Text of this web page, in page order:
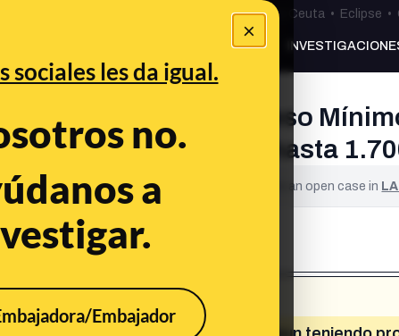
×
sociales les da igual.
no.
a
Embajador
Especial Ceuta•Bulos Ceuta • Eclipse •
PREBUNKING
acceden al Ingreso
cobrando cuantías de hasta
This content has NOT yet been verified. It is an open case in